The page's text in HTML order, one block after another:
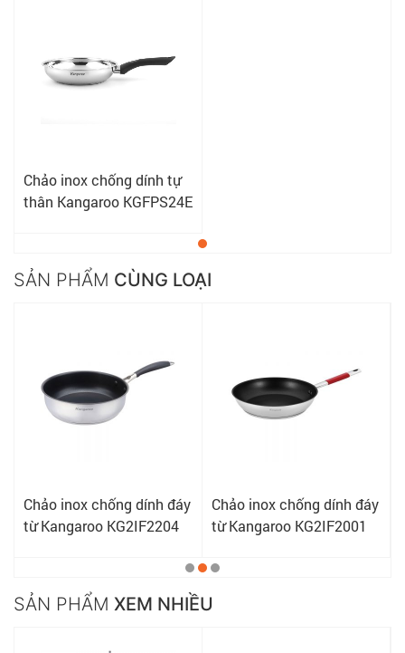
Chảo inox chống dính tự
thân Kangaroo KGFPS24E
SẢN PHẨM CÙNG LOẠI
Chảo inox chống dính đáy
từ Kangaroo KG2IF2204
Chảo inox chống dính đáy
từ Kangaroo KG2IF2001
SẢN PHẨM XEM NHIỀU